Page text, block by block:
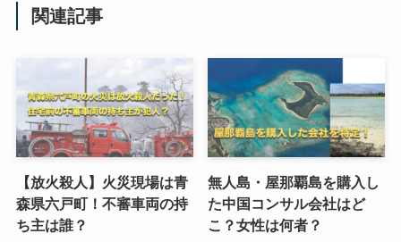
関連記事
【放火殺人】火災現場は青
森県六戸町！不審車両の持
ち主は誰？
無人島・屋那覇島を購入し
た中国コンサル会社はど
こ？女性は何者？